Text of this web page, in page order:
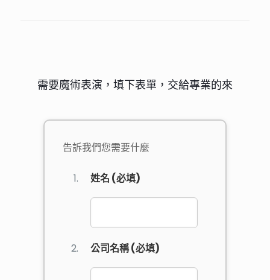
需要魔術表演，填下表單，交給專業的來
告訴我們您需要什麼
姓名 (必填)
公司名稱 (必填)